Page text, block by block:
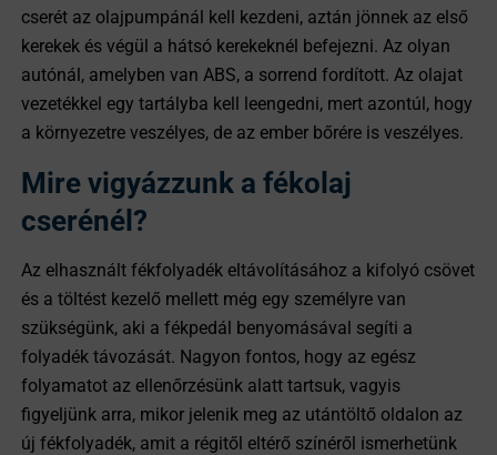
cserét az olajpumpánál kell kezdeni, aztán jönnek az első
kerekek és végül a hátsó kerekeknél befejezni. Az olyan
autónál, amelyben van ABS, a sorrend fordított. Az olajat
vezetékkel egy tartályba kell leengedni, mert azontúl, hogy
a környezetre veszélyes, de az ember bőrére is veszélyes.
Mire vigyázzunk a fékolaj
cserénél?
Az elhasznált fékfolyadék eltávolításához a kifolyó csövet
és a töltést kezelő mellett még egy személyre van
szükségünk, aki a fékpedál benyomásával segíti a
folyadék távozását. Nagyon fontos, hogy az egész
folyamatot az ellenőrzésünk alatt tartsuk, vagyis
figyeljünk arra, mikor jelenik meg az utántöltő oldalon az
új fékfolyadék, amit a régitől eltérő színéről ismerhetünk